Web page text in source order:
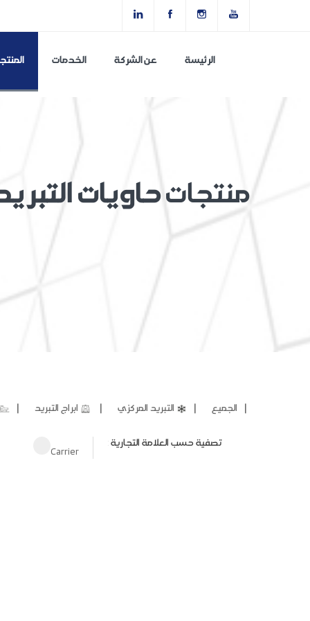
الخدمات عن الشركة الرئيسة
منتجاتحاويات
❘ الجميع ❘ التبريد المركزي ❘ ابراج التبريد ❘
Carrier
تصفية حسب العلامة التجارية :